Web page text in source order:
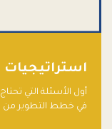
أول الأسئلة التي
في خطط التطوير من